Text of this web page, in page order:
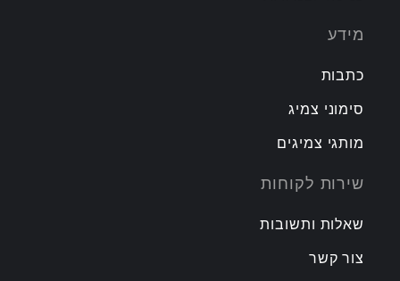
מידע
כתבות
סימוני צמיג
מותגי צמיגים
שירות לקוחות
שאלות ותשובות
צור קשר